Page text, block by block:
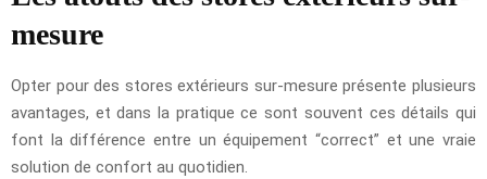
mesure
Opter pour des stores extérieurs sur-mesure présente plusieurs
avantages, et dans la pratique ce sont souvent ces détails qui
font la différence entre un équipement “correct” et une vraie
solution de confort au quotidien.